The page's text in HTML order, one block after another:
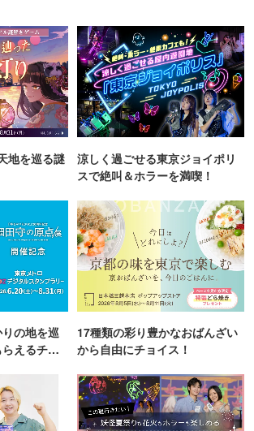
地を巡る謎
涼しく過ごせる東京ジョイポリ
スで絶叫＆ホラーを満喫！
の地を巡
えるチャ
17種類の彩り豊かなおばんざい
から自由にチョイス！